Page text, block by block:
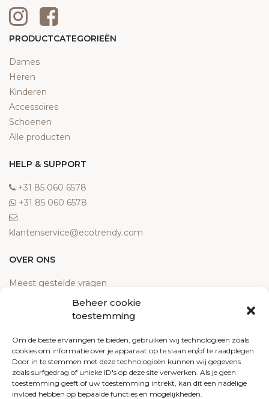
Beheer cookie
toestemming
Om de beste ervaringen te bieden, gebruiken wij technologieën zoals
cookies om informatie over je apparaat op te slaan en/of te raadplegen.
Door in te stemmen met deze technologieën kunnen wij gegevens
zoals surfgedrag of unieke ID's op deze site verwerken. Als je geen
toestemming geeft of uw toestemming intrekt, kan dit een nadelige
invloed hebben op bepaalde functies en mogelijkheden.
PRODUCTCATEGORIEËN
Dames
Heren
Kinderen
Accessoires
Schoenen
Alle producten
HELP & SUPPORT
‎+31 85 060 6578
‎+31 85 060 6578
klantenservice@ecotrendy.com
OVER ONS
Meest gestelde vragen
Algemene voorwaarden
Klachten
Privacy policy
Cookiebeleid